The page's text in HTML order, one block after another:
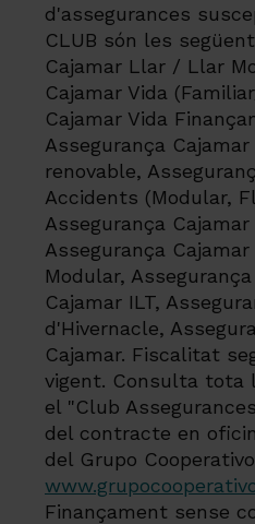
d'assegurances
CLUB són les
Cajamar Llar / Llar
Cajamar Vida
Cajamar Vida
Assegurança
renovable,
Accidents (Modular,
Assegurança
Assegurança
Modular,
Cajamar ILT,
d'Hivernacle,
Cajamar. Fiscalitat
vigent. Consulta tota
el "Club
del contracte en
del Grupo
Finançament sense